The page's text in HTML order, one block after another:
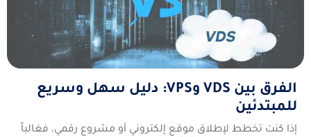
الفرق بين VDS وVPS: دليل سهل وسريع
للمبتدئين
إذا كنت تخطط لإطلاق موقع إلكتروني أو مشروع رقمي، فغالباً